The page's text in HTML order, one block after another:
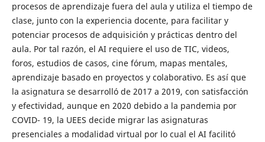
procesos de aprendizaje fuera del aula y utiliza el tiempo de
clase, junto con la experiencia docente, para facilitar y
potenciar procesos de adquisición y prácticas dentro del
aula. Por tal razón, el AI requiere el uso de TIC, videos,
foros, estudios de casos, cine fórum, mapas mentales,
aprendizaje basado en proyectos y colaborativo. Es así que
la asignatura se desarrolló de 2017 a 2019, con satisfacción
y efectividad, aunque en 2020 debido a la pandemia por
COVID- 19, la UEES decide migrar las asignaturas
presenciales a modalidad virtual por lo cual el AI facilitó